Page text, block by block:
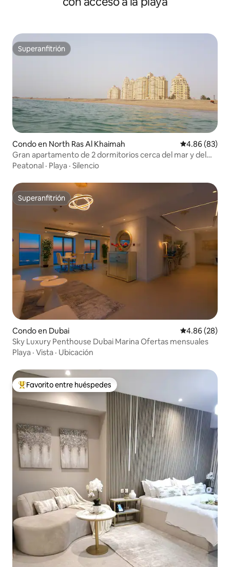
Superanfitrión
Superanfitrión
Condo en North Ras Al Khaimah Calificación
4.86 (83)
Gran apartamento de 2 dormitorios cerca del mar y del
campo de golf
Peatonal · Playa · Silencio
Superanfitrión
Superanfitrión
Condo en Dubai Calificación
4.86 (28)
Sky Luxury Penthouse Dubai Marina Ofertas mensuales
Playa · Vista · Ubicación
Favorito entre huéspedes preferido
Favorito entre huéspedes